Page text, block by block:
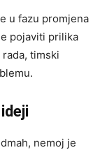
u fazu promjena
pojaviti prilika
timski
nemoj je